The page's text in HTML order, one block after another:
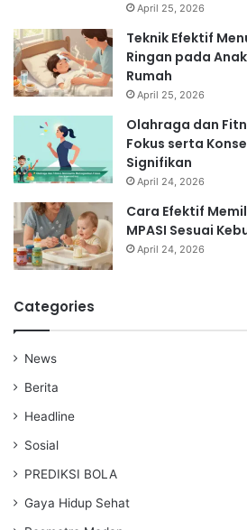
April 25, 2026
Teknik Efektif
Ringan pada
Rumah
April 25, 2026
Olahraga dan
Fokus serta
Signifikan
April 24, 2026
Cara Efektif
MPASI Sesuai
April 24, 2026
Categories
News
Berita
Headline
Sosial
PREDIKSI BOLA
Gaya Hidup Sehat